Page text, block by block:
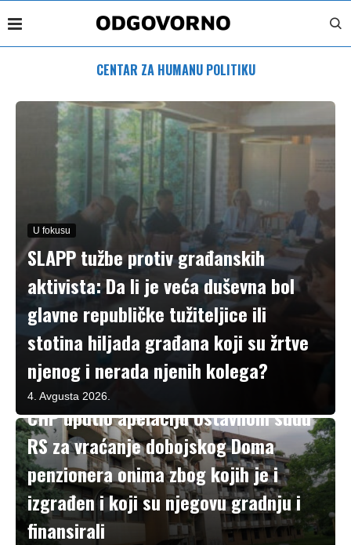
CENTAR ZA HUMANU POLITIKU
U fokusu
SLAPP tužbe protiv građanskih
aktivista: Da li je veća duševna bol
glavne republičke tužiteljice ili
stotina hiljada građana koji su žrtve
njenog i nerada njenih kolega?
4. Avgusta 2026.
Aktivizam
CHP uputio apelaciju Ustavnom sudu
RS za vraćanje dobojskog Doma
penzionera onima zbog kojih je i
izgrađen i koji su njegovu gradnju i
finansirali